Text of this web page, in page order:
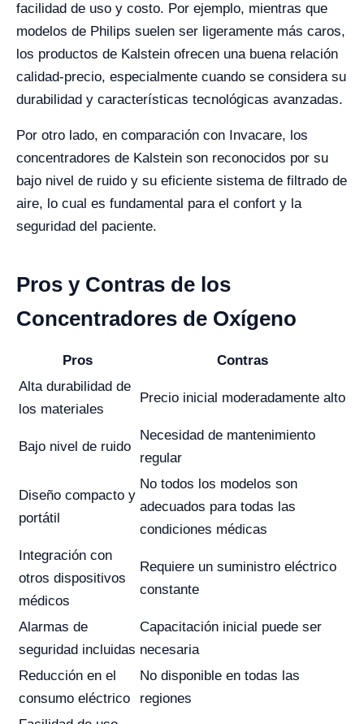
facilidad de uso y costo. Por ejemplo, mientras que
modelos de Philips suelen ser ligeramente más caros,
los productos de Kalstein ofrecen una buena relación
calidad-precio, especialmente cuando se considera su
durabilidad y características tecnológicas avanzadas.
Por otro lado, en comparación con Invacare, los
concentradores de Kalstein son reconocidos por su
bajo nivel de ruido y su eficiente sistema de filtrado de
aire, lo cual es fundamental para el confort y la
seguridad del paciente.
Pros y Contras de los
Concentradores de Oxígeno
Pros
Contras
Alta durabilidad de
los materiales
Precio inicial moderadamente alto
Bajo nivel de ruido
Necesidad de mantenimiento
regular
Diseño compacto y
portátil
No todos los modelos son
adecuados para todas las
condiciones médicas
Integración con
otros dispositivos
médicos
Requiere un suministro eléctrico
constante
Alarmas de
seguridad incluidas
Capacitación inicial puede ser
necesaria
Reducción en el
consumo eléctrico
No disponible en todas las
regiones